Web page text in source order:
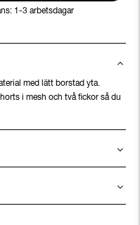
1-3 arbetsdagar
med lätt borstad yta.
i mesh och två fickor så du